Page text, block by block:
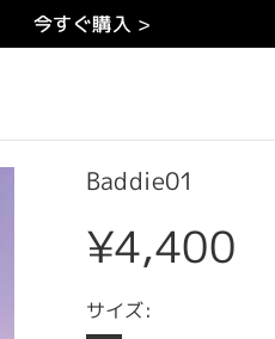
今すぐ購入 >
Baddie01
¥4,400
サイズ: